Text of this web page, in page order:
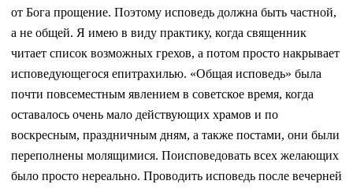
от Бога прощение. Поэтому исповедь должна быть частной,
а не общей. Я имею в виду практику, когда священник
читает список возможных грехов, а потом просто накрывает
исповедующегося епитрахилью. «Общая исповедь» была
почти повсеместным явлением в советское время, когда
оставалось очень мало действующих храмов и по
воскресным, праздничным дням, а также постами, они были
переполнены молящимися. Поисповедовать всех желающих
было просто нереально. Проводить исповедь после вечерней